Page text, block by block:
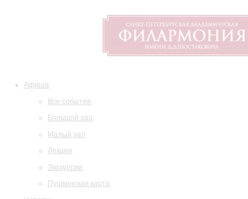
Афиша
Все события
Большой зал
Малый зал
Лекции
Экскурсии
Пушкинская карта